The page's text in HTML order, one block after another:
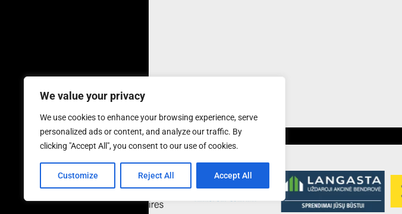
We value your privacy
We use cookies to enhance your browsing experience, serve
personalized ads or content, and analyze our traffic. By
clicking "Accept All", you consent to our use of cookies.
Customize Reject All Accept All